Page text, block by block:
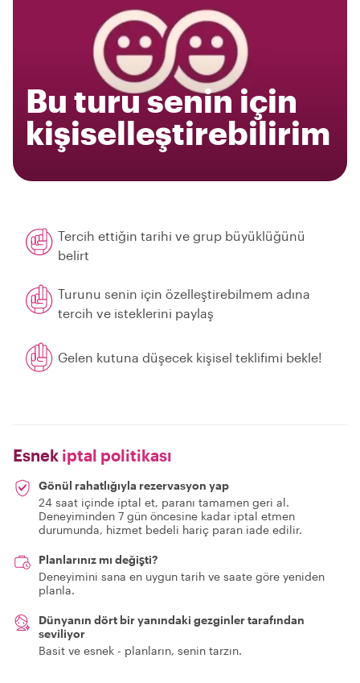
Bu turu senin için
kişiselleştirebilirim
Tercih ettiğin tarihi ve grup büyüklüğünü
belirt
Turunu senin için özelleştirebilmem adına
tercih ve isteklerini paylaş
Gelen kutuna düşecek kişisel teklifimi bekle!
Esnek iptal politikası
Gönül rahatlığıyla rezervasyon yap
24 saat içinde iptal et, paranı tamamen geri al.
Deneyiminden 7 gün öncesine kadar iptal etmen
durumunda, hizmet bedeli hariç paran iade edilir.
Planlarınız mı değişti?
Deneyimini sana en uygun tarih ve saate göre yeniden
planla.
Dünyanın dört bir yanındaki gezginler tarafından
seviliyor
Basit ve esnek - planların, senin tarzın.